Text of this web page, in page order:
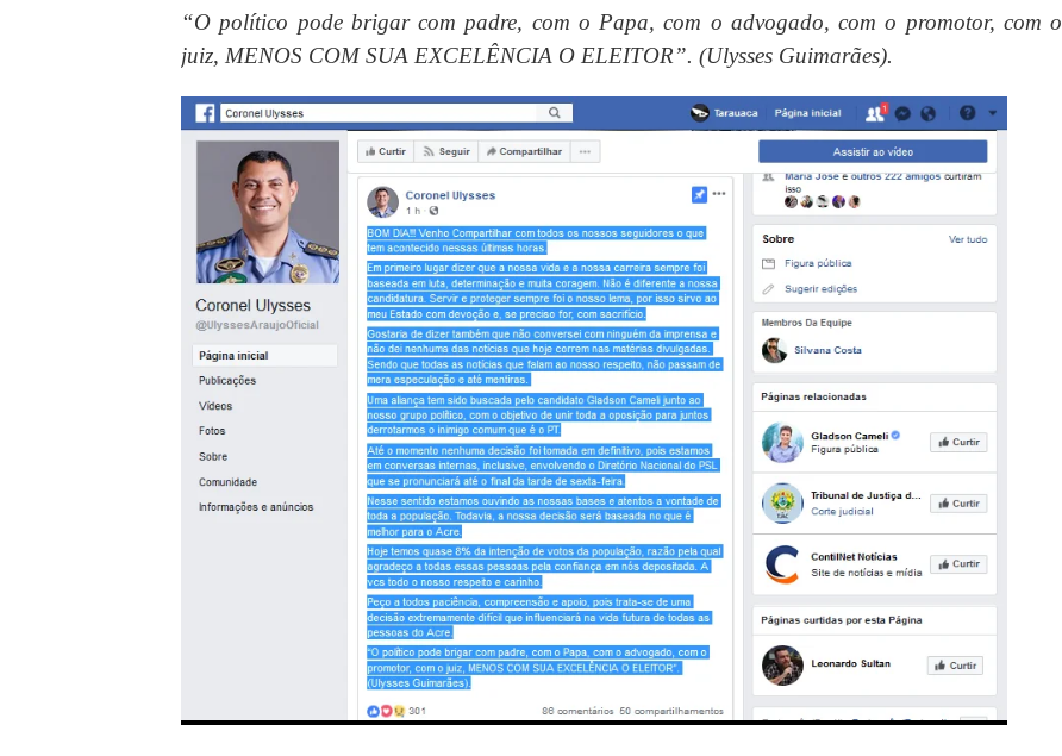
“O político pode brigar com padre, com o Papa, com o advogado, com o promotor, com o
juiz, MENOS COM SUA EXCELÊNCIA O ELEITOR”. (Ulysses Guimarães).